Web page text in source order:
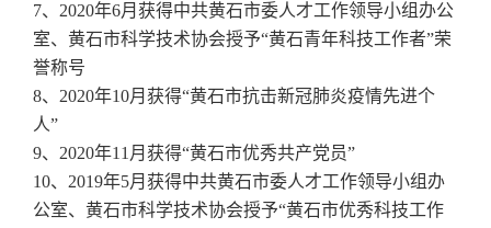
7、 2020年6月获得中共黄石市委人才工作领导小组办公
室、黄石市科学技术协会授予“黄石青年科技工作者”荣
誉称号
8、 2020年10月获得“黄石市抗击新冠肺炎疫情先进个
人”
9、 2020年11 月获得“黄石市优秀共产党员”
10、 2019年5月获得中共黄石市委人才工作领导小组办
公室、黄石市科学技术协会授予“黄石市优秀科技工作